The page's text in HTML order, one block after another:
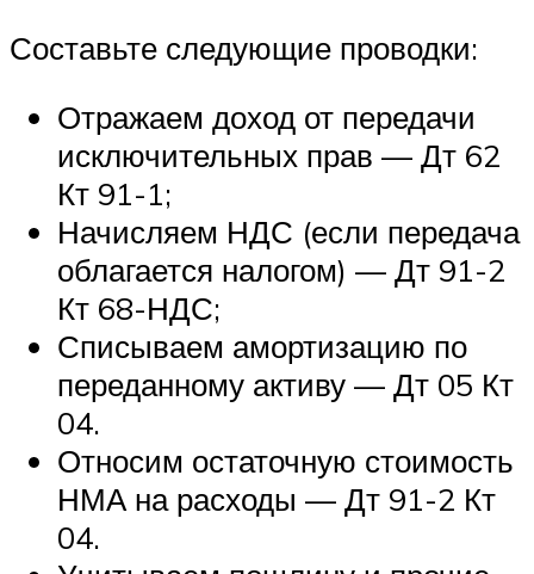
Составьте следующие проводки:
Отражаем доход от передачи
исключительных прав — Дт 62
Кт 91-1;
Начисляем НДС (если передача
облагается налогом) — Дт 91-2
Кт 68-НДС;
Списываем амортизацию по
переданному активу — Дт 05 Кт
04.
Относим остаточную стоимость
НМА на расходы — Дт 91-2 Кт
04.